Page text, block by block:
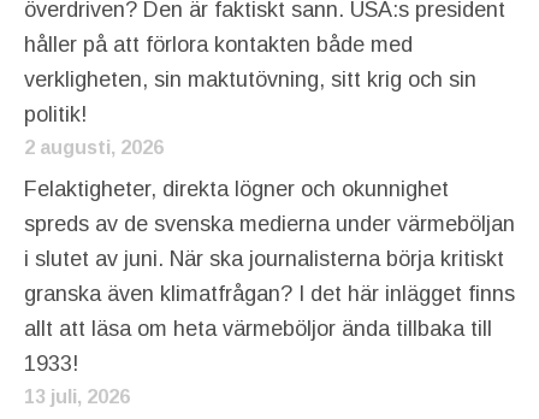
överdriven? Den är faktiskt sann. USA:s president
håller på att förlora kontakten både med
verkligheten, sin maktutövning, sitt krig och sin
politik!
2 augusti, 2026
Felaktigheter, direkta lögner och okunnighet
spreds av de svenska medierna under värmeböljan
i slutet av juni. När ska journalisterna börja kritiskt
granska även klimatfrågan? I det här inlägget finns
allt att läsa om heta värmeböljor ända tillbaka till
1933!
13 juli, 2026